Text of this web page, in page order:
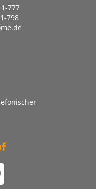
777
798